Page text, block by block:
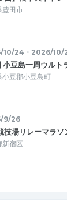
豊田市
10/24・2026/10/
小豆島一周ウル
小豆郡小豆島町
9/26
技場リレーマラソ
新宿区